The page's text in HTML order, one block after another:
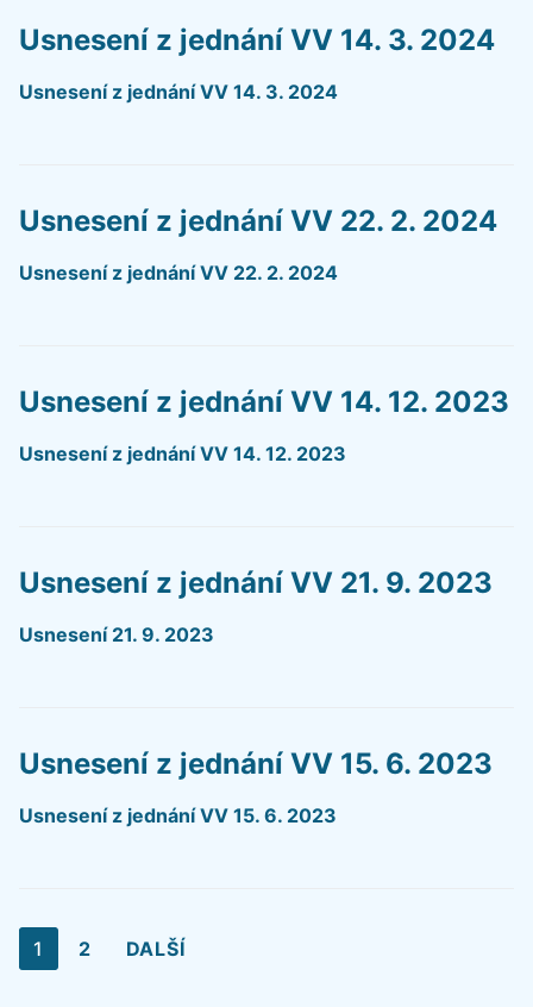
Usnesení z jednání VV 14. 3. 2024
Usnesení z jednání VV 14. 3. 2024
Usnesení z jednání VV 22. 2. 2024
Usnesení z jednání VV 22. 2. 2024
Usnesení z jednání VV 14. 12. 2023
Usnesení z jednání VV 14. 12. 2023
Usnesení z jednání VV 21. 9. 2023
Usnesení 21. 9. 2023
Usnesení z jednání VV 15. 6. 2023
Usnesení z jednání VV 15. 6. 2023
Stránkování
příspěvků
1 2 DALŠÍ